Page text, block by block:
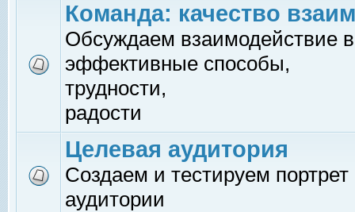
Команда: качество
Обсуждаем взаимодействие
эффективные способы,
трудности,
радости
Целевая аудитория
Создаем и тестируем
аудитории